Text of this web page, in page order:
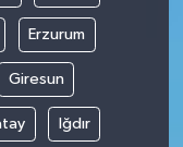
Erzurum
Giresun
Iğdır